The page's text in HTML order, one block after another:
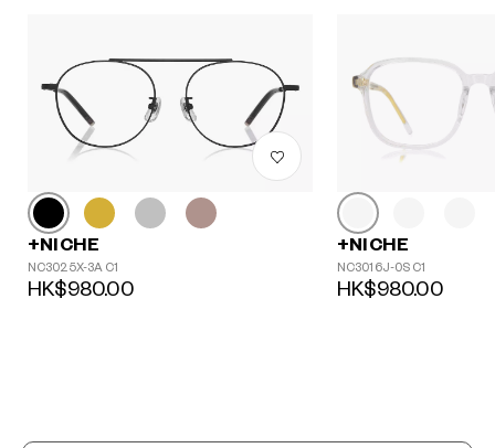
+NICHE
NC3025X-3A C1
HK$980.00
+NICHE
NC3016J-0S C1
HK$980.00